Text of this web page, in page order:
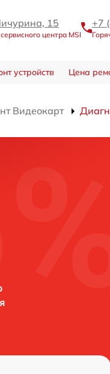
15
центра MSI
+7
устройств Цена
Видеокарт